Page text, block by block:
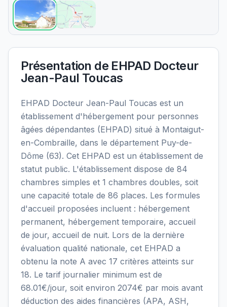
Présentation de EHPAD Docteur
Jean-Paul Toucas
EHPAD Docteur Jean-Paul Toucas est un
établissement d'hébergement pour personnes
âgées dépendantes (EHPAD) situé à Montaigut-
en-Combraille, dans le département Puy-de-
Dôme (63). Cet EHPAD est un établissement de
statut public. L'établissement dispose de 84
chambres simples et 1 chambres doubles, soit
une capacité totale de 86 places. Les formules
d'accueil proposées incluent : hébergement
permanent, hébergement temporaire, accueil
de jour, accueil de nuit. Lors de la dernière
évaluation qualité nationale, cet EHPAD a
obtenu la note A avec 17 critères atteints sur
18. Le tarif journalier minimum est de
68.01€/jour, soit environ 2074€ par mois avant
déduction des aides financières (APA, ASH,